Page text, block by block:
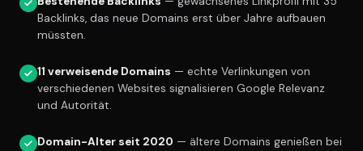
Backlinks, das neue Domains erst über Jahre aufbauen
müssten.
11 verweisende Domains — echte Verlinkungen von
verschiedenen Websites signalisieren Google Relevanz
und Autorität.
Domain-Alter seit 2020 — ältere Domains genießen bei